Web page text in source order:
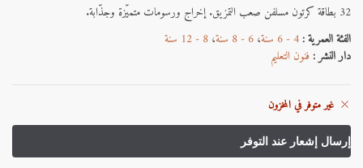
32 بطاقة كرتون مسلفن صعب التمزيق. إخراج ورسومات متميّزة وجذّابة.
الفئة العمرية :4 - 6 سنة ، 6 - 8 سنة ، 8 - 12 سنة
دار النشر :فنون التعليم
غير متوفر في المخزون